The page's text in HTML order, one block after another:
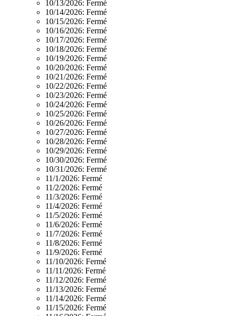
10/13/2026: Fermé
10/14/2026: Fermé
10/15/2026: Fermé
10/16/2026: Fermé
10/17/2026: Fermé
10/18/2026: Fermé
10/19/2026: Fermé
10/20/2026: Fermé
10/21/2026: Fermé
10/22/2026: Fermé
10/23/2026: Fermé
10/24/2026: Fermé
10/25/2026: Fermé
10/26/2026: Fermé
10/27/2026: Fermé
10/28/2026: Fermé
10/29/2026: Fermé
10/30/2026: Fermé
10/31/2026: Fermé
11/1/2026: Fermé
11/2/2026: Fermé
11/3/2026: Fermé
11/4/2026: Fermé
11/5/2026: Fermé
11/6/2026: Fermé
11/7/2026: Fermé
11/8/2026: Fermé
11/9/2026: Fermé
11/10/2026: Fermé
11/11/2026: Fermé
11/12/2026: Fermé
11/13/2026: Fermé
11/14/2026: Fermé
11/15/2026: Fermé